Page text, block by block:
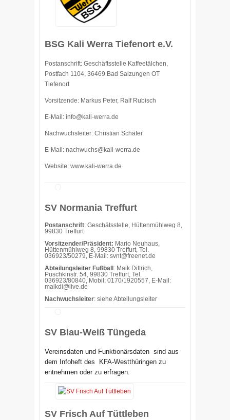
BSG Kali Werra Tiefenort e.V.
Postanschrift: Geschäftsstelle Kaffeetälchen,
Postfach 1104, 36469 Bad Salzungen OT
Tiefenort
Vorsitzende: Markus Peter, Ralf Rubisch
E-Mail: info@kali-werra.de
Nachwuchsleiter: Christian Schäfer
E-Mail: nachwuchs@kali-werra.de
Website: www.kali-werra.de
SV Normania Treffurt
Postanschrift: Geschätsstelle, Hüttenmühlweg 8,
99830 Treffurt
Vorsitzender/Präsident: Mario Neuhaus,
Hüttenmühlweg 8, 99830 Treffurt, Tel.
036923/50279, E-Mail: svnt@freenet.de
Abteilungsleiter Fußball : Maik Dittrich,
Puschkinstr. 54, 99830 Treffurt, Tel.
036923/80840, Mobil: 0170/1920557, E-Mail:
maikdi@live.de
Nachwuchsleiter: siehe Abteilungsleiter
SV Blau-Weiß Tüngeda
Vereinsdaten und Funktionärsdaten sind aus
dem Infoheft des
KFA-Westthüringen zu
entnehmen oder zu erfragen.
SV Frisch Auf Tüttleben